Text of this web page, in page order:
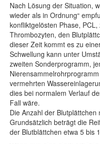
Nach Lösung der Situation,
wieder als in Ordnung“
konfliktgelösten Phase,
Thrombozyten, den
dieser Zeit kommt es zu
Schwellung kann unter
zweiten Sonderprogramm,
vermehrten
dies bei normalem Verlauf
Fall wäre.
Die Anzahl der
Grundsätzlich beträgt die
der Blutblättchen etwa 5 bis